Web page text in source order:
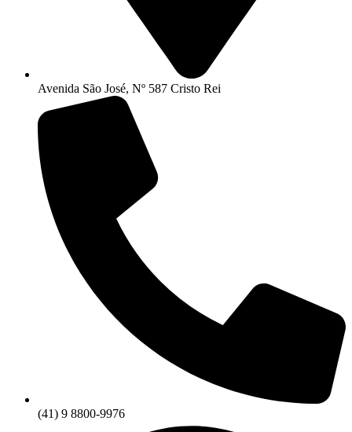
Avenida São José, Nº 587 Cristo Rei
(41) 9 8800-9976